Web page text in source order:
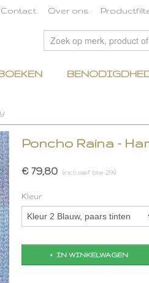
Contact Over ons
Poncho Raina -
€ 79,80 (inclusief btw 21%)
Kleur
IN WINKELWAGEN